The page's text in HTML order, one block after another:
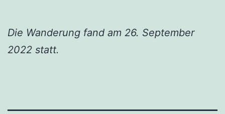
Die Wanderung fand am 26. September
2022 statt.